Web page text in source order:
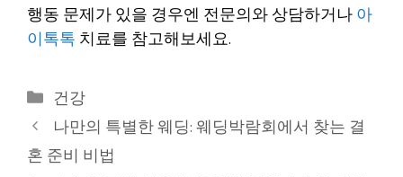
행동 문제가 있을 경우엔 전문의와 상담하거나아
이톡톡 치료를 참고해보세요.
카
테
고
리
건강
나만의 특별한 웨딩: 웨딩박람회에서 찾는 결
혼 준비 비법